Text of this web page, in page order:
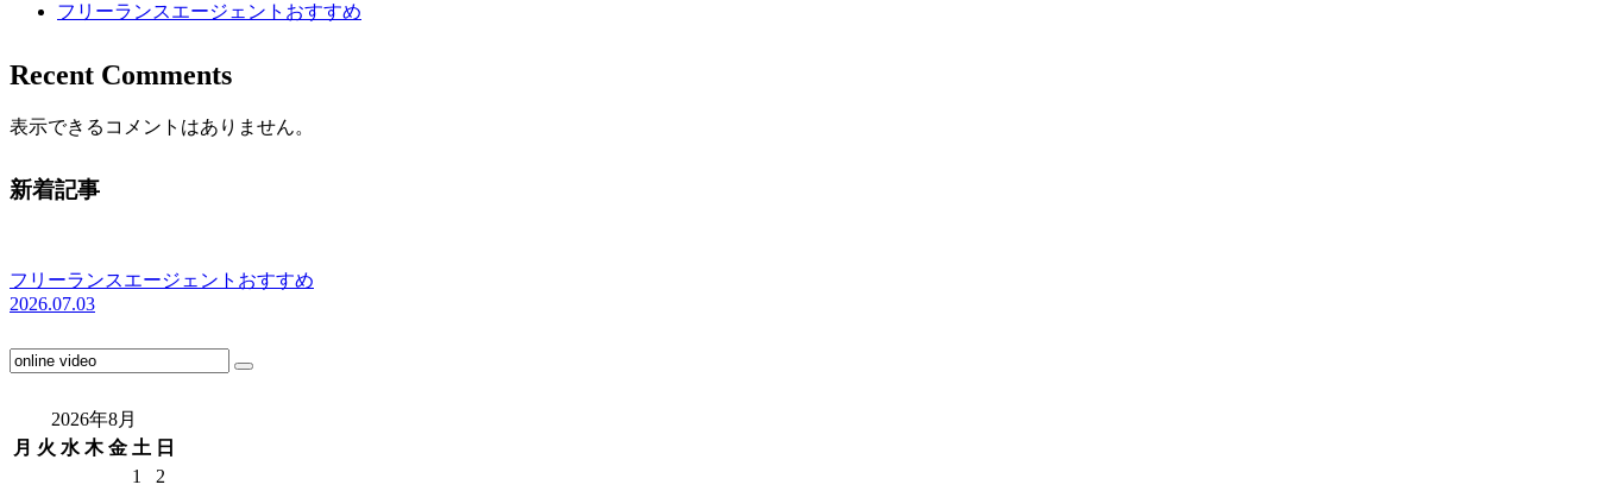
フリーランスエージェントおすすめ
Recent Comments
表示できるコメントはありません。
新着記事
フリーランスエージェントおすすめ
2026.07.03
2026年8月
月 火 水 木 金 土 日
1
2